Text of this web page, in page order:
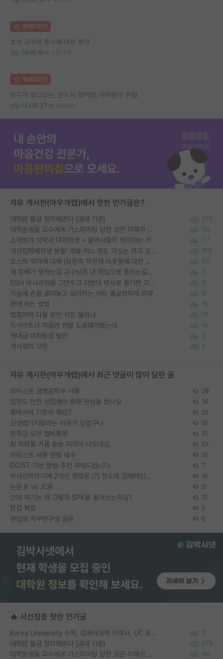
명예의전당
초보 교수의 통수에 대한 생각
69 10 23779
명예의전당
모두가 잊고있는, 반드시 잊혀질, 대학원의 본질
154 27 24990
자유 게시판(아무개랩)에서 핫한 인기글은?
대학원 월급 정리해준다 (공대 기준) 275
대학원생들 교수에게 가스라이팅 당한 것은 이해가 갑니다. 안타깝네요. 119
소재분야 석박사 대학원생 + 물박사들이 착각하는 거 77
석사입학예정생 분들! 제발 어느 정도 각오는 하고 오세요. 156
포스텍 억까에 대해 (동문의 학문적 아웃풋에 대한 반박) 50
왜 후배가 못하는걸 교수님은 내 책임으로 돌리는걸까요? 7
SSH 박사과정을 그만두고 지방대 박사로 옮기면 교수의 꿈은 끝일까요? 9
가슴에 손을 올려놓고 싫어하는 사람 불공정하게 리뷰 9
편애 하는 방법 16
랩홈피에 다들 본인 사진 올리냐 13
이사이트가 처음엔 정말 도움많이됐는데 14
역대급 대학원생 빌런 2
석사생의 고민 2
자유 게시판(아무개랩)에서 최근 댓글이 많이 달린 글
카이스트 경영공학부 서류 28
입학도 안한 신입생이 원래 관심을 받나요 14
물박사의 기준이 뭐임? 22
신생랩가지말라는 이유가 있었구나 16
장학금 모은 랩비통장 21
AI 학회들 거품 슬슬 지적이 나오네요 27
카이스트 서류 전형 배수 10
DGIST 가는 방법 추천 부탁드립니다. 7
박사진학하기에 2억은 괜찮은 (?) 정도의 경제력인가요 16
논문 IF vs JCR 5
근데 여기는 왜 그렇게 SPK를 물어보는거임? 12
면접 복장 5
편입생 학부연구생 질문 6
🔥 시선집중 핫한 인기글
Korea University 수학, 컴퓨터과학 이학사, UC Berkeley 산업공학 대학원 공학박사가 되는 것은 쉽지 않겠죠? 11
대학원 월급 정리해준다 (공대 기준) 275
대학원생들 교수에게 가스라이팅 당한 것은 이해가 갑니다. 안타깝네요. 119